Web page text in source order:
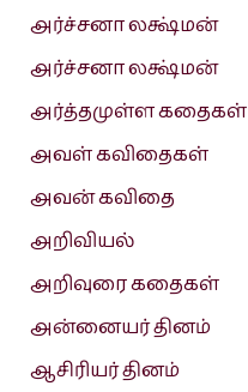
அர்ச்சனா லக்ஷ்மன்
அர்ச்சனா லக்ஷ்மன்
அர்த்தமுள்ள கதைகள்
அவள் கவிதைகள்
அவன் கவிதை
அறிவியல்
அறிவுரை கதைகள்
அன்னையர் தினம்
ஆசிரியர் தினம்